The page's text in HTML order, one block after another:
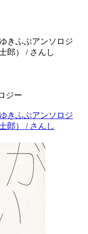
きふぶアンソロジ
郎） / さんし
ジー
きふぶアンソロジ
郎） / さんし